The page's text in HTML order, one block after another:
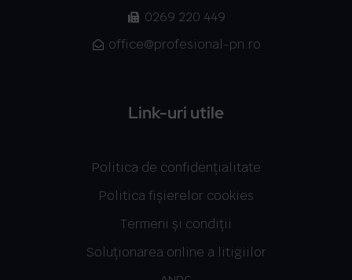
0269 220 449
office@profesional-pn.ro
Link-uri utile
Politica de confidențialitate
Politica fișierelor cookies
Termeni și condiții
Soluționarea online a litigiilor